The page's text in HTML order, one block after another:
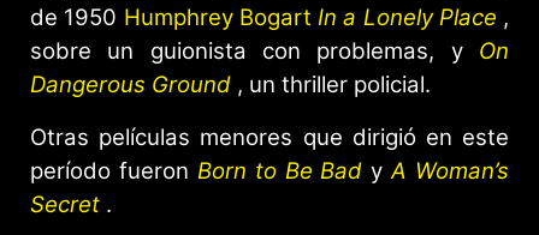
de 1950 Humphrey Bogart In a Lonely Place ,
sobre un guionista con problemas, y On
Dangerous Ground , un thriller policial.
Otras películas menores que dirigió en este
período fueron Born to Be Bad yA Woman’s
Secret .